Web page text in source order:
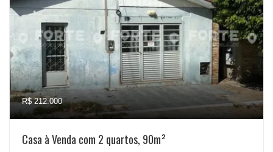
R$ 212.000
Casa à Venda com 2 quartos, 90m²